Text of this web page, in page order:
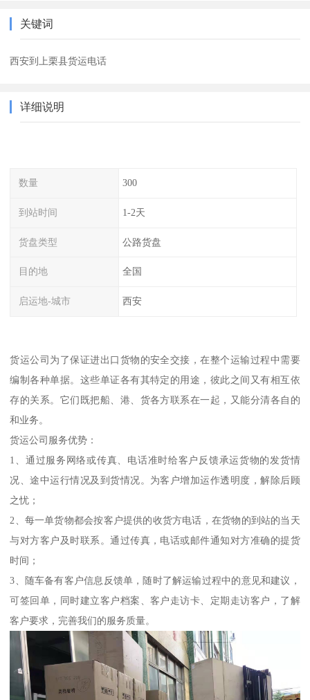
关键词
西安到上栗县货运电话
详细说明
数量 300
到站时间 1-2天
货盘类型 公路货盘
目的地 全国
启运地-城市 西安
货运公司为了保证进出口货物的安全交接，在整个运输过程中需要
编制各种单据。这些单证各有其特定的用途，彼此之间又有相互依
存的关系。它们既把船、港、货各方联系在一起，又能分清各自的
和业务。
货运公司服务优势：
1、通过服务网络或传真、电话准时给客户反馈承运货物的发货情
况、途中运行情况及到货情况。为客户增加运作透明度，解除后顾
之忧；
2、每一单货物都会按客户提供的收货方电话，在货物的到站的当天
与对方客户及时联系。通过传真，电话或邮件通知对方准确的提货
时间；
3、随车备有客户信息反馈单，随时了解运输过程中的意见和建议，
可签回单，同时建立客户档案、客户走访卡、定期走访客户，了解
客户要求，完善我们的服务质量。